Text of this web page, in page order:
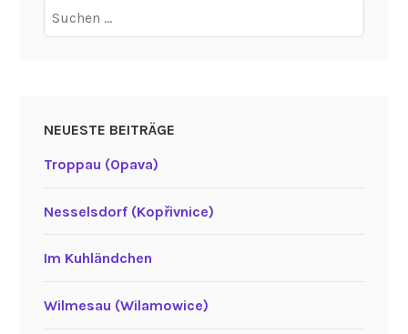
nach:
NEUESTE BEITRÄGE
Troppau (Opava)
Nesselsdorf (Kopřivnice)
Im Kuhländchen
Wilmesau (Wilamowice)